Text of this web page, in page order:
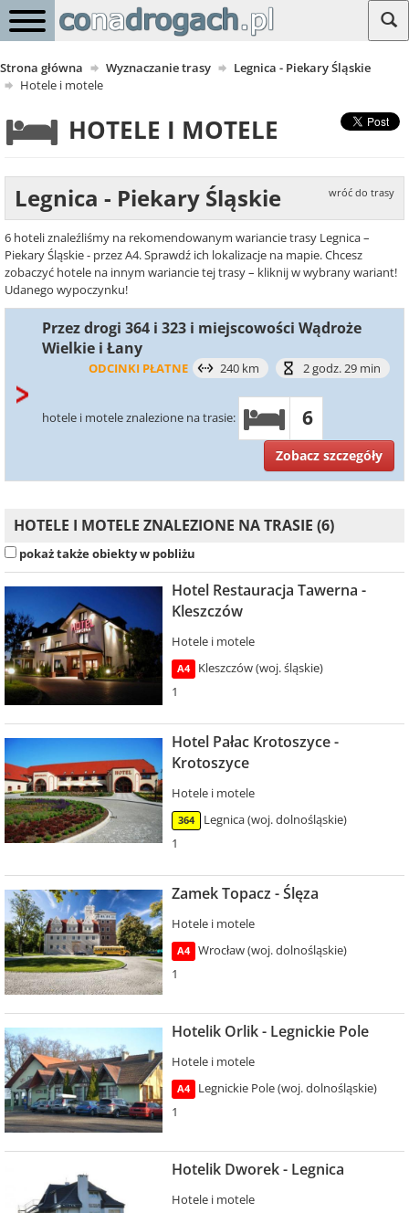
Strona główna Wyznaczanie trasy
Legnica - Piekary Śląskie
Hotele i motele
HOTELE I MOTELE
Legnica - Piekary Śląskie wróć do trasy
6 hoteli znaleźliśmy na rekomendowanym wariancie trasy Legnica –
Piekary Śląskie - przez A4. Sprawdź ich lokalizacje na mapie. Chcesz
zobaczyć hotele na innym wariancie tej trasy – kliknij w wybrany wariant!
Udanego wypoczynku!
Przez drogi 364 i 323 i miejscowości Wądroże
Wielkie i Łany
ODCINKI PŁATNE 240 km 2 godz. 29 min
hotele i motele znalezione na trasie: 6
Zobacz szczegóły
HOTELE I MOTELE ZNALEZIONE NA TRASIE (6)
pokaż także obiekty w pobliżu
Hotel Restauracja Tawerna -
Kleszczów
Hotele i motele
A4
Kleszczów (woj. śląskie)
1
Hotel Pałac Krotoszyce -
Krotoszyce
Hotele i motele
364
Legnica (woj. dolnośląskie)
1
Zamek Topacz - Ślęza
Hotele i motele
A4
Wrocław (woj. dolnośląskie)
1
Hotelik Orlik - Legnickie Pole
Hotele i motele
A4
Legnickie Pole (woj. dolnośląskie)
1
Hotelik Dworek - Legnica
Hotele i motele